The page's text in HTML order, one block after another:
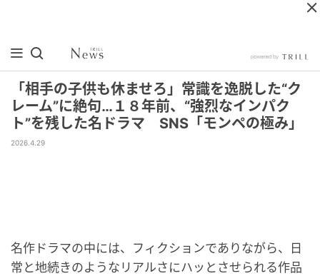
「相手の子供も休ませろ」常識を逸脱した“ク
レーム”に絶句…１８年前、“強烈なインパク
ト”を残した名ドラマ SNS「モンペの極み」
2026.4.29
名作ドラマの中には、フィクションでありながら、日
常と地続きのようなリアルさにハッとさせられる作品